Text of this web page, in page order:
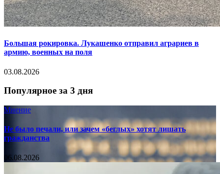
Большая рокировка. Лукашенко отправил аграриев в
армию, военных на поля
03.08.2026
Популярное за 3 дня
Мнение
Не было печали, или зачем «беглых» хотят лишать
гражданства
06.08.2026